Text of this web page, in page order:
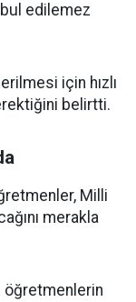
edilemez
için hızlı
belirtti.
Milli
merakla
öğretmenlerin